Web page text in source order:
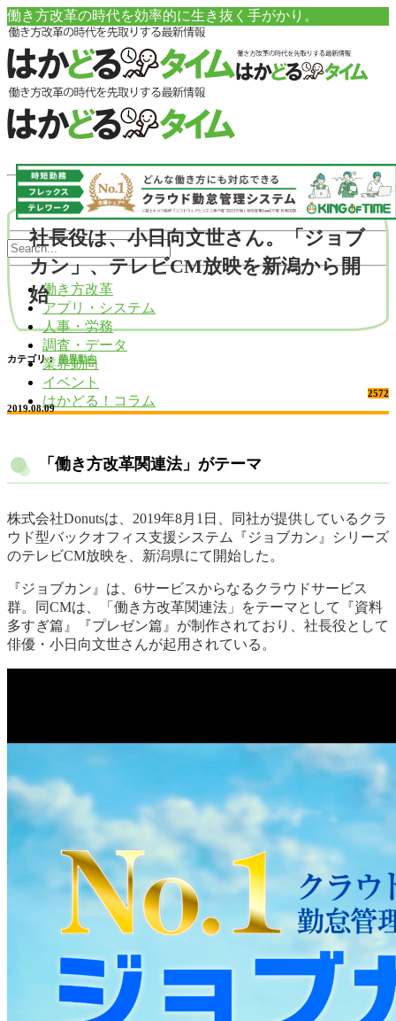
働き方改革の時代を効率的に生き抜く手がかり。
働き方改革
アプリ・システム
人事・労務
調査・データ
業界動向
イベント
はかどる！コラム
社長役は、小日向文世さん。「ジョブ
カン」、テレビCM放映を新潟から開
始
カテゴリ： 業界動向
2572
2019.08.09
「働き方改革関連法」がテーマ
株式会社Donutsは、2019年8月1日、同社が提供しているクラ
ウド型バックオフィス支援システム『ジョブカン』シリーズ
のテレビCM放映を、新潟県にて開始した。
『ジョブカン』は、6サービスからなるクラウドサービス
群。同CMは、「働き方改革関連法」をテーマとして『資料
多すぎ篇』『プレゼン篇』が制作されており、社長役として
俳優・小日向文世さんが起用されている。